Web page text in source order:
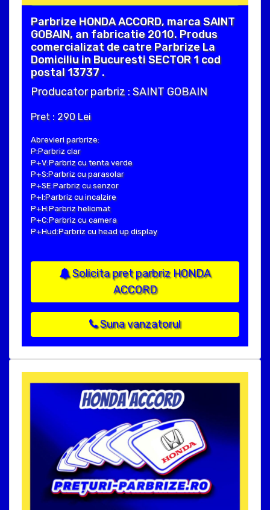
Parbrize HONDA ACCORD, marca SAINT
GOBAIN, an fabricatie 2010. Produs
comercializat de catre Parbrize La
Domiciliu in Bucuresti SECTOR 1 cod
postal 13737 .
Producator parbriz : SAINT GOBAIN
Pret : 290 Lei
Abrevieri parbrize:
P:Parbriz clar
P+V:Parbriz cu tenta verde
P+S:Parbriz cu parasolar
P+SE:Parbriz cu senzor
P+I:Parbriz cu incalzire
P+H:Parbriz heliomat
P+C:Parbriz cu camera
P+Hud:Parbriz cu head up display
Solicita pret parbriz HONDA
ACCORD
Suna vanzatorul